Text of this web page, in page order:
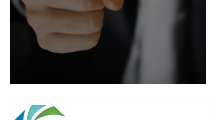
2-에틸헥산올